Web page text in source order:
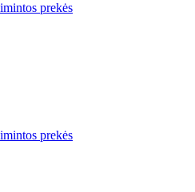
prekės
prekės